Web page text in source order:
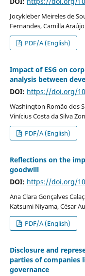
Jocykleber Meireles de
Fernandes, Camilla
PDF/A (English)
Impact of ESG on
analysis between
DOI: https://doi.org/
Washington Romão dos
Vinícius Costa da Silva
PDF/A (English)
Reflections on the
goodwill
DOI: https://doi.org/
Ana Clara Gonçalves
Katsumi Niyama, César
PDF/A (English)
Disclosure and
parties of companies
governance